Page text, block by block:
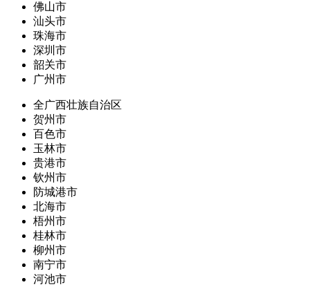
佛山市
汕头市
珠海市
深圳市
韶关市
广州市
全广西壮族自治区
贺州市
百色市
玉林市
贵港市
钦州市
防城港市
北海市
梧州市
桂林市
柳州市
南宁市
河池市